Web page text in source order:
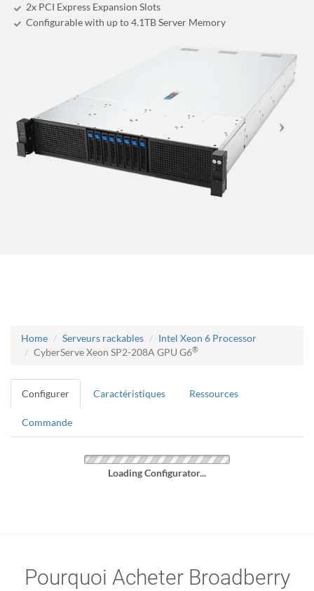
2x PCI Express Expansion Slots
Configurable with up to 4.1TB Server Memory
Home Serveurs rackables
Intel Xeon 6 Processor
CyberServe Xeon SP2-208A GPU G6®
Configurer Caractéristiques Ressources
Commande
Loading Configurator...
Pourquoi Acheter Broadberry